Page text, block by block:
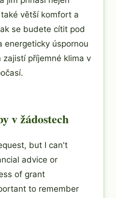
větší komfort a
se budete cítit pod
energeticky úspornou
příjemné klima v
v žádostech
but I can't
advice or
of grant
to remember